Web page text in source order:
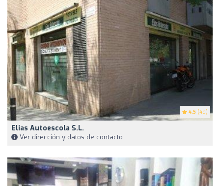
4.5 (49)
Elias Autoescola S.L.
Ver dirección y datos de contacto